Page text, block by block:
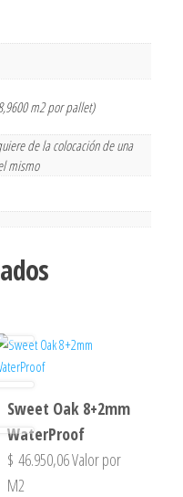
m2 por pallet)
de la colocación de una
mismo
Sweet Oak 8+2mm
WaterProof
$ 46.950,06Valor por
M2